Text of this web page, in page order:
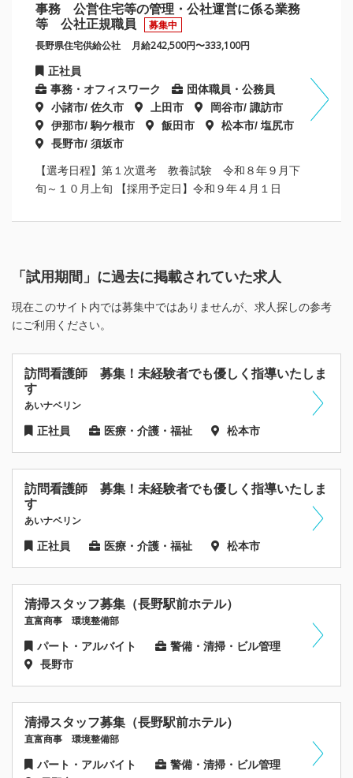
事務 公営住宅等の管理・公社運営に係る業務
等 公社正規職員
募集中
長野県住宅供給公社 月給242,500円〜333,100円
正社員
事務・オフィスワーク
団体職員・公務員
小諸市/ 佐久市
上田市
岡谷市/ 諏訪市
伊那市/ 駒ケ根市
飯田市
松本市/ 塩尻市
長野市/ 須坂市
【選考日程】第１次選考 教養試験 令和８年９月下
旬～１０月上旬 【採用予定日】令和９年４月１日
「試用期間」に過去に掲載されていた求人
現在このサイト内では募集中ではありませんが、求人探しの参考
にご利用ください。
訪問看護師 募集！未経験者でも優しく指導いたしま
す
あいナベリン
正社員 医療・介護・福祉 松本市
訪問看護師 募集！未経験者でも優しく指導いたしま
す
あいナベリン
正社員 医療・介護・福祉 松本市
清掃スタッフ募集（長野駅前ホテル）
直富商事 環境整備部
パート・アルバイト
警備・清掃・ビル管理
長野市
清掃スタッフ募集（長野駅前ホテル）
直富商事 環境整備部
パート・アルバイト
警備・清掃・ビル管理